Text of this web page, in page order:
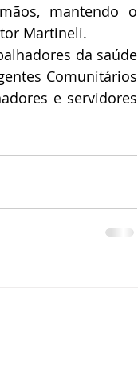
mantendo o
Martineli.
da saúde
Comunitários
e servidores